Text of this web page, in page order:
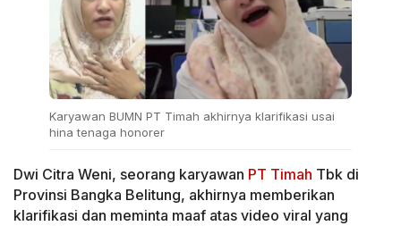
Karyawan BUMN PT Timah akhirnya klarifikasi usai
hina tenaga honorer
Dwi Citra Weni, seorang karyawan PT Timah Tbk di
Provinsi Bangka Belitung, akhirnya memberikan
klarifikasi dan meminta maaf atas video viral yang